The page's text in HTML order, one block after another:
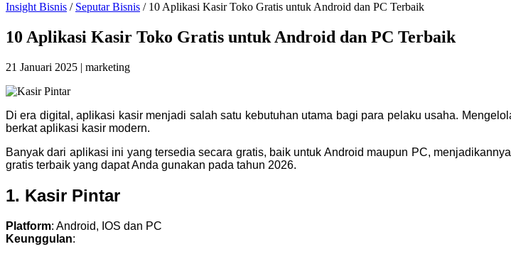
Insight Bisnis / Seputar Bisnis / 10 Aplikasi Kasir Toko Gratis untuk Android dan PC Terbaik
10 Aplikasi Kasir Toko Gratis untuk Android dan PC Terbaik
21 Januari 2025 | marketing
Di era digital, aplikasi kasir menjadi salah satu kebutuhan utama bagi para pelaku usaha.
berkat aplikasi kasir modern.
Banyak dari aplikasi ini yang tersedia secara gratis, baik untuk Android maupun PC,
gratis terbaik yang dapat Anda gunakan pada tahun 2026.
1. Kasir Pintar
Platform: Android, IOS dan PC
Keunggulan: